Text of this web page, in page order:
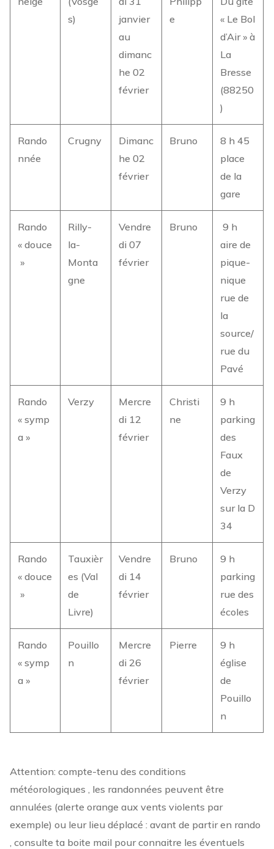
s)
janvier
au
dimanc
he 02
février
e
« Le Bol
d’Air » à
La
Bresse
(88250
)
Rando
nnée
Crugny
Dimanc
he 02
février
Bruno
8 h 45
place
de la
gare
Rando
« douce
»
Rilly-
la-
Monta
gne
Vendre
di 07
février
Bruno
9 h
aire de
pique-
nique
rue de
la
source/
rue du
Pavé
Rando
« symp
a »
Verzy
Mercre
di 12
février
Christi
ne
9 h
parking
des
Faux
de
Verzy
sur la D
34
Rando
« douce
»
Tauxièr
es (Val
de
Livre)
Vendre
di 14
février
Bruno
9 h
parking
rue des
écoles
Rando
« symp
a »
Pouillo
n
Mercre
di 26
février
Pierre
9 h
église
de
Pouillo
n
Attention: compte-tenu des conditions
météorologiques , les randonnées peuvent être
annulées (alerte orange aux vents violents par
exemple) ou leur lieu déplacé : avant de partir en rando
, consulte ta boite mail pour connaitre les éventuels